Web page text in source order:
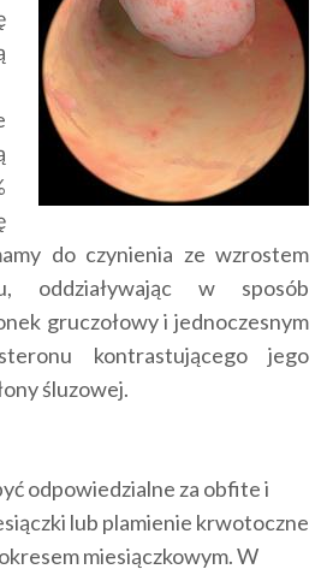
do czynienia ze wzrostem
oddziaływając w sposób
gruczołowy i jednoczesnym
kontrastującego jego
śluzowej.
odpowiedzialne za obfite i
lub plamienie krwotoczne
miesiączkowym. W